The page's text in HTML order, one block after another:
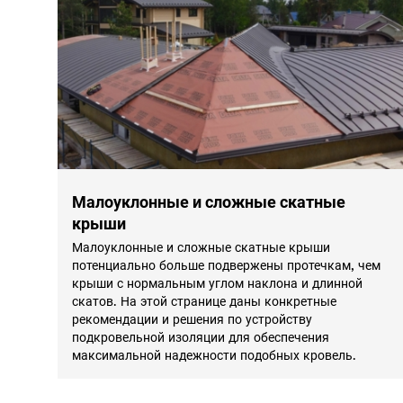
Малоуклонные и сложные скатные
крыши
Малоуклонные и сложные скатные крыши
потенциально больше подвержены протечкам, чем
крыши с нормальным углом наклона и длинной
скатов. На этой странице даны конкретные
рекомендации и решения по устройству
подкровельной изоляции для обеспечения
максимальной надежности подобных кровель.